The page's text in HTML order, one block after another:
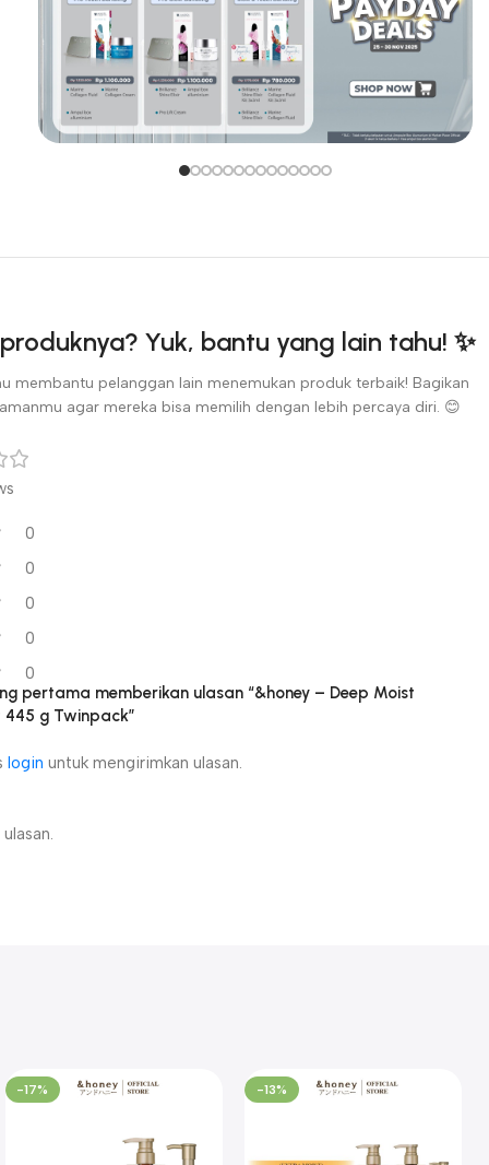
Yuk, bantu yang lain tahu! ✨
membantu pelanggan lain menemukan produk terbaik! Bagikan
agar mereka bisa memilih dengan lebih percaya diri. 😊
0
0
0
0
0
pertama memberikan ulasan “&honey – Deep Moist
445 g Twinpack”
login untuk mengirimkan ulasan.
-17% -13%